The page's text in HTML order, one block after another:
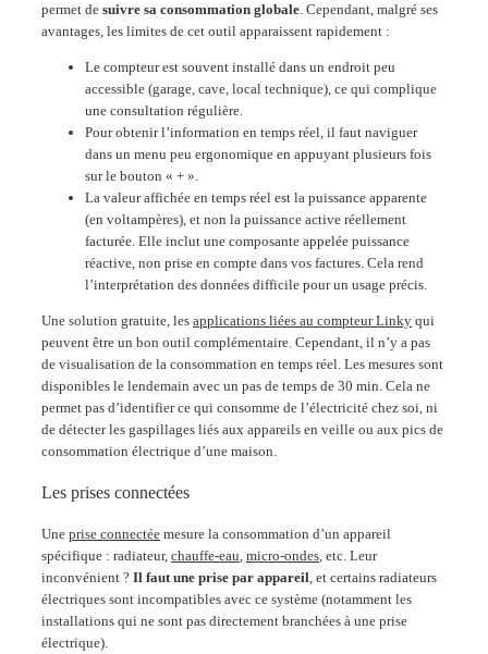
permet de suivre sa consommation globale. Cependant, malgré ses
avantages, les limites de cet outil apparaissent rapidement :
Le compteur est souvent installé dans un endroit peu
accessible (garage, cave, local technique), ce qui complique
une consultation régulière.
Pour obtenir l’information en temps réel, il faut naviguer
dans un menu peu ergonomique en appuyant plusieurs fois
sur le bouton « + ».
La valeur affichée en temps réel est la puissance apparente
(en voltampères), et non la puissance active réellement
facturée. Elle inclut une composante appelée puissance
réactive, non prise en compte dans vos factures. Cela rend
l’interprétation des données difficile pour un usage précis.
Une solution gratuite, les applications liées au compteur Linky qui
peuvent être un bon outil complémentaire. Cependant, il n’y a pas
de visualisation de la consommation en temps réel. Les mesures sont
disponibles le lendemain avec un pas de temps de 30 min. Cela ne
permet pas d’identifier ce qui consomme de l’électricité chez soi, ni
de détecter les gaspillages liés aux appareils en veille ou aux pics de
consommation électrique d’une maison.
Les prises connectées
Une prise connectée mesure la consommation d’un appareil
spécifique : radiateur, chauffe-eau, micro-ondes, etc. Leur
inconvénient ? Il faut une prise par appareil, et certains radiateurs
électriques sont incompatibles avec ce système (notamment les
installations qui ne sont pas directement branchées à une prise
électrique).